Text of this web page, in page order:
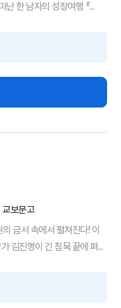
난 한 남자의 성장여행 『...
교보문고
금서 속에서 펼쳐진다! 이
김진명이 긴 침묵 끝에 펴...